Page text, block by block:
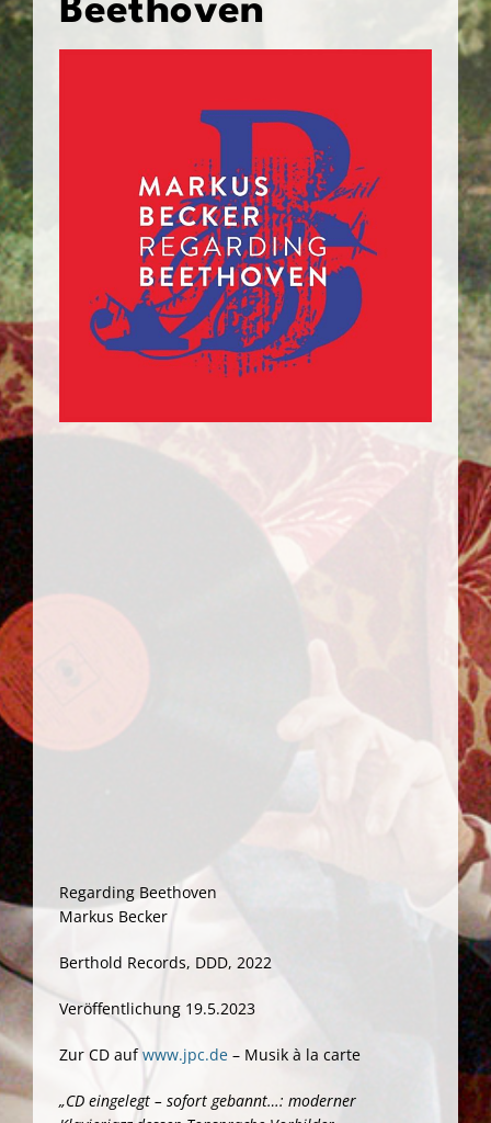
Kontakt & Links
Beethoven
Regarding Beethoven
Markus Becker
Berthold Records, DDD, 2022
Veröffentlichung 19.5.2023
Zur CD aufwww.jpc.de – Musik à la carte
„CD eingelegt – sofort gebannt…: moderner